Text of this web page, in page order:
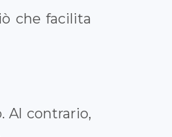
che facilita
Al contrario,